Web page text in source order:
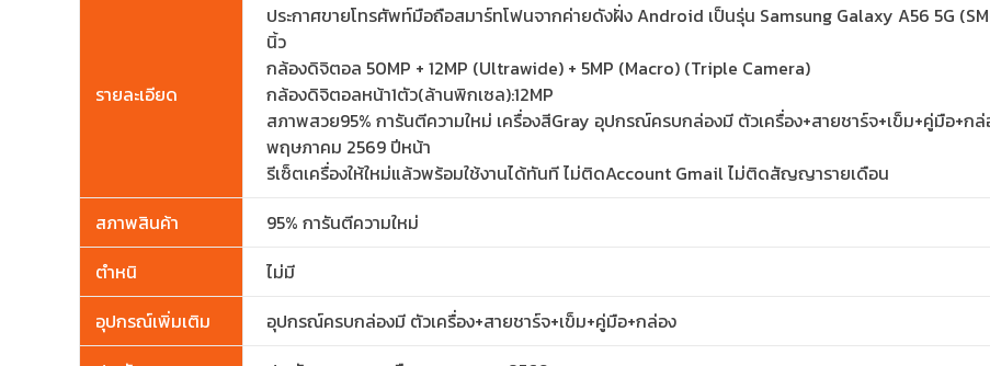
รายละเอียด
ประกาศขายโทรศัพท์มือถือสมาร์ทโฟนจากค่ายดังฝั่ง Android เป็นรุ่น Samsung Galaxy A56 5G
นิ้ว
กล้องดิจิตอล 50MP + 12MP (Ultrawide) + 5MP (Macro) (Triple Camera)
กล้องดิจิตอลหน้า1ตัว(ล้านพิกเซล):12MP
สภาพสวย95% การันตีความใหม่ เครื่องสีGray อุปกรณ์ครบกล่องมี ตัวเครื่อง+สายชาร์จ+เข็ม+คู่มือ+
พฤษภาคม 2569 ปีหน้า
รีเซ็ตเครื่องให้ใหม่แล้วพร้อมใช้งานได้ทันที ไม่ติดAccount Gmail ไม่ติดสัญญารายเดือน
สภาพสินค้า
95% การันตีความใหม่
ตำหนิ
ไม่มี
อุปกรณ์เพิ่มเติม
อุปกรณ์ครบกล่องมี ตัวเครื่อง+สายชาร์จ+เข็ม+คู่มือ+กล่อง